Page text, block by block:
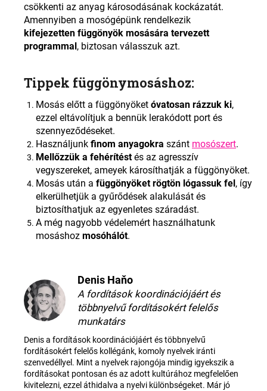
csökkenti az anyag károsodásának kockázatát.
Amennyiben a mosógépünk rendelkezik
kifejezetten függönyök mosására tervezett
programmal, biztosan válasszuk azt.
Tippek függönymosáshoz:
Mosás előtt a függönyöket óvatosan rázzuk ki,
ezzel eltávolítjuk a bennük lerakódott port és
szennyeződéseket.
Használjunk finom anyagokra szánt mosószert.
Mellőzzük a fehérítéstés az agresszív
vegyszereket, ameyek károsíthatják a függönyöket.
Mosás után a függönyöket rögtön lógassuk fel, így
elkerülhetjük a gyűrődések alakulását és
biztosíthatjuk az egyenletes száradást.
A még nagyobb védelemért használhatunk
mosáshoz mosóhálót.
Denis Haňo
A fordítások koordinációjáért és
többnyelvű fordításokért felelős
munkatárs
Denis a fordítások koordinációjáért és többnyelvű
fordításokért felelős kollégánk, komoly nyelvek iránti
szenvedéllyel. Mint a nyelvek rajongója mindig igyekszik a
fordításokat pontosan és az adott kultúrához megfelelően
kivitelezni, ezzel áthidalva a nyelvi különbségeket. Már jó